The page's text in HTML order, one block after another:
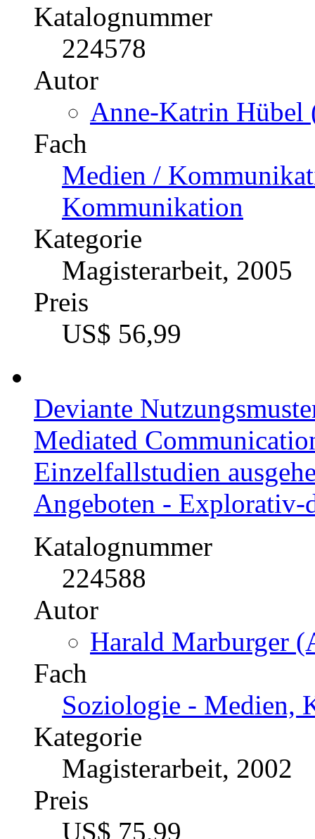
Katalognummer
224578
Autor
Anne-Katrin
Fach
Medien /
Kommunikation
Kategorie
Magisterarbeit, 2005
Preis
US$ 56,99
Deviante
Mediated
Einzelfallstudien
Angeboten - Explorativ-
Katalognummer
224588
Autor
Harald Marburger
Fach
Soziologie - Medien,
Kategorie
Magisterarbeit, 2002
Preis
US$ 75,99